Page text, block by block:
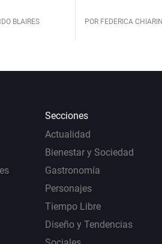
BLAIRES POR FEDERICA
Secciones
Actualidad
Bienestar y Sociedad
Gastronomía
Personajes
Tiempo Libre
Diseño y Tendencias